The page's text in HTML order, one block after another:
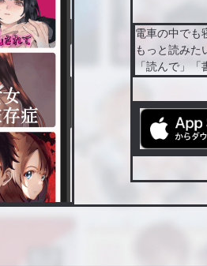
電車の中でも
もっと読みた
「読んで」